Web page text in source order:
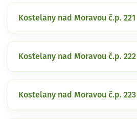
Kostelany nad Moravou č.p. 221
Kostelany nad Moravou č.p. 222
Kostelany nad Moravou č.p. 223